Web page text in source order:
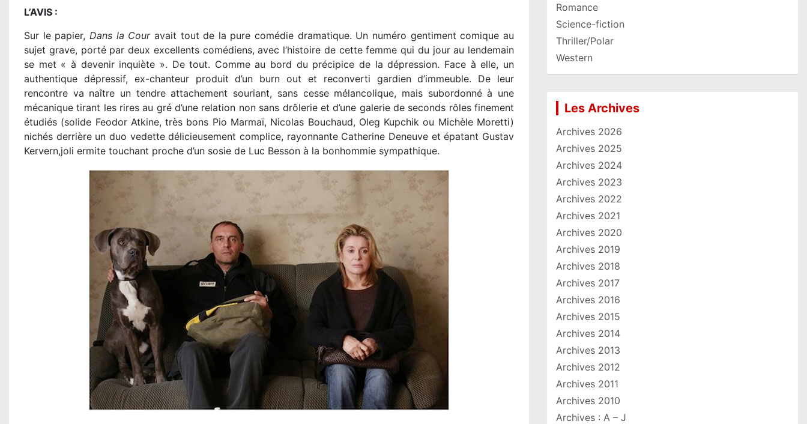
L’AVIS :
Sur le papier, Dans la Couravait tout de la pure comédie dramatique. Un numéro gentiment comique au
sujet grave, porté par deux excellents comédiens, avec l’histoire de cette femme qui du jour au lendemain
se met « à devenir inquiète ». De tout. Comme au bord du précipice de la dépression. Face à elle, un
authentique dépressif, ex-chanteur produit d’un burn out et reconverti gardien d’immeuble. De leur
rencontre va naître un tendre attachement souriant, sans cesse mélancolique, mais subordonné à une
mécanique tirant les rires au gré d’une relation non sans drôlerie et d’une galerie de seconds rôles finement
étudiés (solide Feodor Atkine, très bons Pio Marmaï, Nicolas Bouchaud, Oleg Kupchik ou Michèle Moretti)
nichés derrière un duo vedette délicieusement complice, rayonnante Catherine Deneuve et épatant Gustav
Kervern,joli ermite touchant proche d’un sosie de Luc Besson à la bonhommie sympathique.
Romance
Science-fiction
Thriller/Polar
Western
Les Archives
Archives 2026
Archives 2025
Archives 2024
Archives 2023
Archives 2022
Archives 2021
Archives 2020
Archives 2019
Archives 2018
Archives 2017
Archives 2016
Archives 2015
Archives 2014
Archives 2013
Archives 2012
Archives 2011
Archives 2010
Archives : A – J